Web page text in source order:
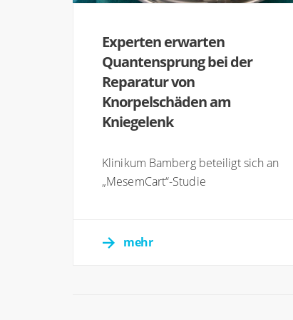
Experten erwarten
Quantensprung bei der
Reparatur von
Knorpelschäden am
Kniegelenk
Klinikum Bamberg beteiligt sich an
„MesemCart“-Studie
mehr